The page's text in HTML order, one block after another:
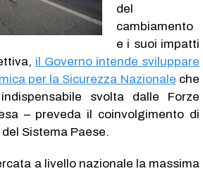
del
cambiamento
e i suoi impatti
il Governo intende sviluppare
per la Sicurezza Nazionale che
svolta dalle Forze
– preveda il coinvolgimento di
Sistema Paese.
a livello nazionale la massima